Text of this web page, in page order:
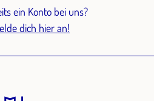
ein Konto bei uns?
dich hier an!